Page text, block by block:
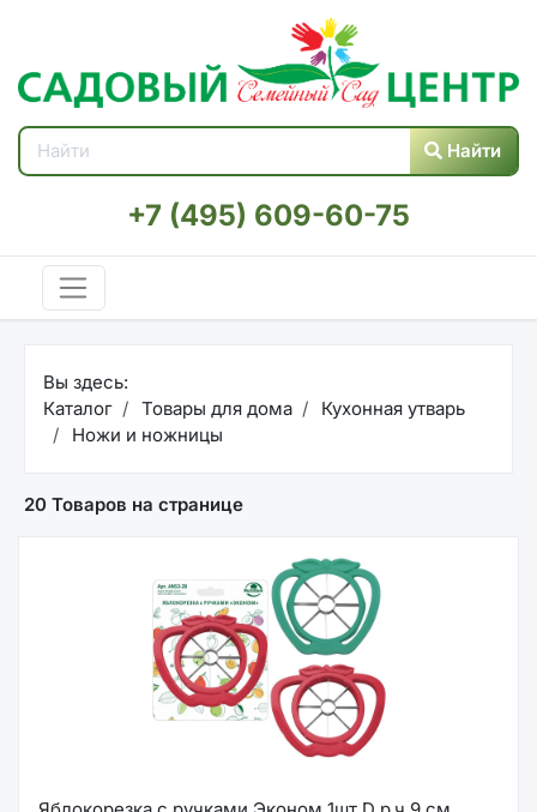
Найти
+7 (495) 609-60-75
Вы здесь:
Каталог
Товары для дома
Кухонная утварь
Ножи и ножницы
20 Товаров на странице